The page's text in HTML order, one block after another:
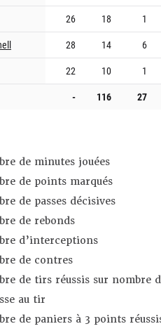
26 18 1
28 14 6
22 10 1
- 116 27
de minutes jouées
de points marqués
de passes décisives
de rebonds
d’interceptions
de contres
de tirs réussis sur nombre
au tir
de paniers à 3 points